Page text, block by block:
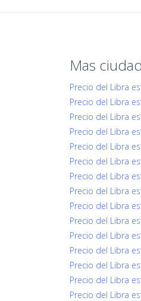
Mas
Precio del Libra
Precio del Libra
Precio del Libra
Precio del Libra
Precio del Libra
Precio del Libra
Precio del Libra
Precio del Libra
Precio del Libra
Precio del Libra
Precio del Libra
Precio del Libra
Precio del Libra
Precio del Libra
Precio del Libra